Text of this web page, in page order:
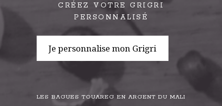
CRÉEZ VOTRE GRIGRI
PERSONNALISÉ
Je personnalise mon Grigri
LES BAGUES TOUAREG EN ARGENT DU MALI